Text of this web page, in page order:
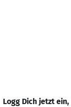
Logg Dich jetzt